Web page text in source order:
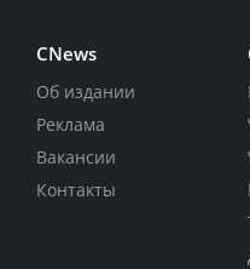
CNews
Об издании
Реклама
Вакансии
Контакты